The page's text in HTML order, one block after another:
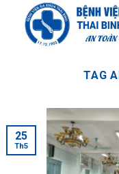
content
TAG
25
Th5